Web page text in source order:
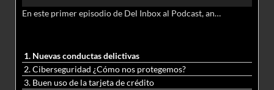
audio
En este primer episodio de Del Inbox al Podcast, analizamos junto al abogado Jonathan Brown las nuevas conductas delictivas cibernéticas y la necesidad de hacer modificaciones al Código Penal.
1. Nuevas conductas delictivas
2. Ciberseguridad ¿Cómo nos protegemos?
3. Buen uso de la tarjeta de crédito